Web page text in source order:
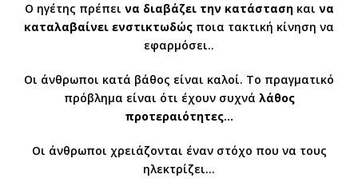
Ο ηγέτης πρέπει να διαβάζει την κατάστασηκαι να
καταλαβαίνει ενστικτωδώς ποια τακτική κίνηση να
εφαρμόσει..
Οι άνθρωποι κατά βάθος είναι καλοί. Το πραγματικό
πρόβλημα είναι ότι έχουν συχνά λάθος
προτεραιότητες…
Οι άνθρωποι χρειάζονται έναν στόχο που να τους
ηλεκτρίζει…